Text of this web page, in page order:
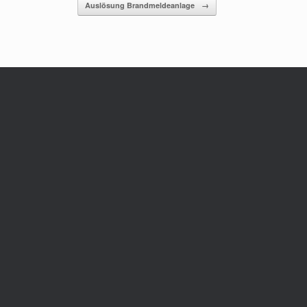
Auslösung Brandmeldeanlage →